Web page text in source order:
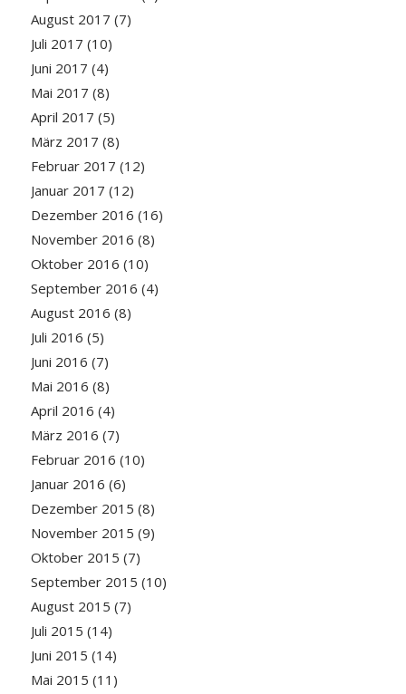
August 2017 (7)
Juli 2017 (10)
Juni 2017 (4)
Mai 2017 (8)
April 2017 (5)
März 2017 (8)
Februar 2017 (12)
Januar 2017 (12)
Dezember 2016 (16)
November 2016 (8)
Oktober 2016 (10)
September 2016 (4)
August 2016 (8)
Juli 2016 (5)
Juni 2016 (7)
Mai 2016 (8)
April 2016 (4)
März 2016 (7)
Februar 2016 (10)
Januar 2016 (6)
Dezember 2015 (8)
November 2015 (9)
Oktober 2015 (7)
September 2015 (10)
August 2015 (7)
Juli 2015 (14)
Juni 2015 (14)
Mai 2015 (11)